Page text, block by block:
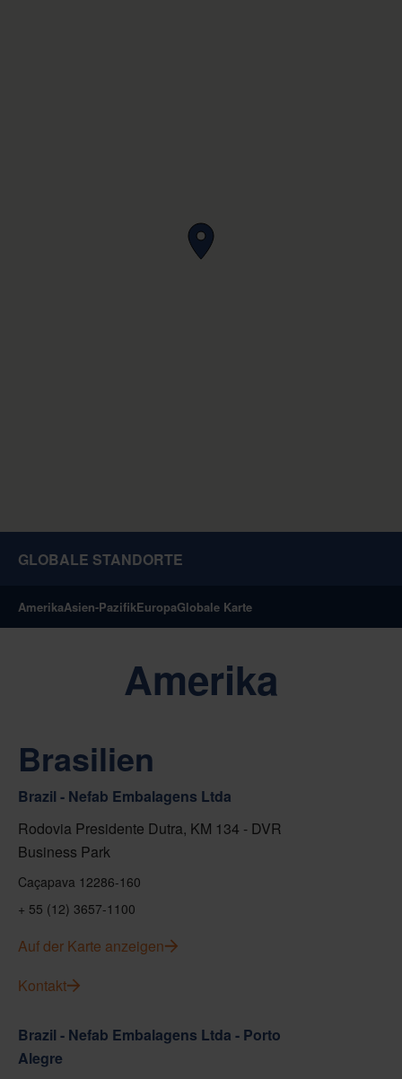
GLOBALE STANDORTE
AmerikaAsien-PazifikEuropaGlobale Karte
Amerika
Brasilien
Brazil - Nefab Embalagens Ltda
Rodovia Presidente Dutra, KM 134 - DVR
Business Park
Caçapava 12286-160
+ 55 (12) 3657-1100
Auf der Karte anzeigen
Kontakt
Brazil - Nefab Embalagens Ltda - Porto
Alegre